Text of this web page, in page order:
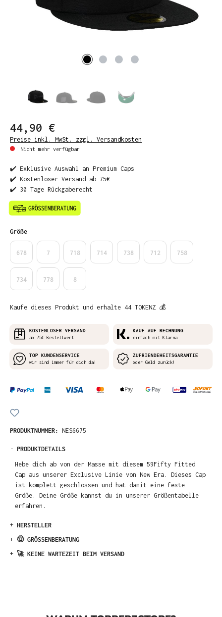
44,90 €
Preise inkl. MwSt. zzgl. Versandkosten
Nicht mehr verfügbar
✔️ Exklusive Auswahl an Premium Caps
✔️ Kostenloser Versand ab 75€
✔️ 30 Tage Rückgaberecht
Größeauswählen
678 7 718 714 738 712 758
734 778 8
Kaufe dieses Produkt und erhalte 44 TOKENZ 💰
KOSTENLOSER VERSAND
ab 75€ Bestellwert
KAUF AUF RECHNUNG
einfach mit Klarna
TOP KUNDENSERVICE
wir sind immer für dich da!
ZUFRIENDEHEITSGARANTIE
oder Geld zurück!
PRODUKTNUMMER: NES6675
- PRODUKTDETAILS
Hebe dich ab von der Masse mit diesem 59Fifty Fitted
Cap aus unserer Exclusive Linie von New Era. Dieses Cap
ist komplett geschlossen und hat damit eine feste
Größe. Deine Größe kannst du in unserer Größentabelle
erfahren.
+ HERSTELLER
+ 🤠 GRÖSSENBERATUNG
+ 🚀 KEINE WARTEZEIT BEIM VERSAND